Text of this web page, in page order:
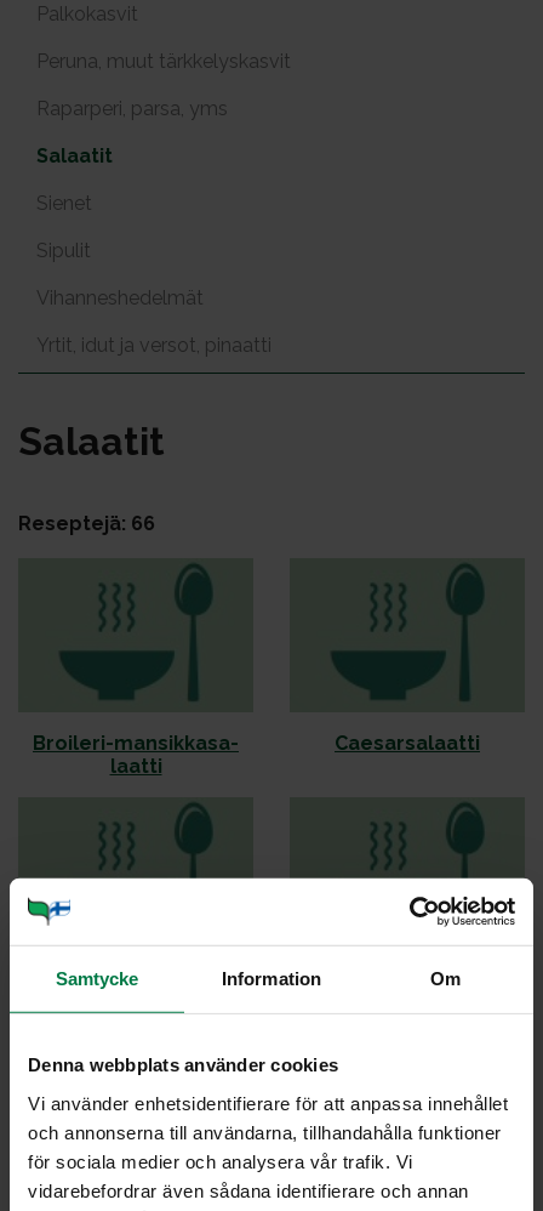
Samtycke Information Om
Denna webbplats använder cookies
Vi använder enhetsidentifierare för att anpassa innehållet
och annonserna till användarna, tillhandahålla funktioner
för sociala medier och analysera vår trafik. Vi
vidarebefordrar även sådana identifierare och annan
Palkokasvit
Peruna, muut tärkkelyskasvit
Raparperi, parsa, yms
Salaatit
Sienet
Sipulit
Vihanneshedelmät
Yrtit, idut ja versot, pinaatti
Sa­laa­tit
Reseptejä: 66
Broi­le­ri-man­sik­ka­sa­
laat­ti
Cae­sar­sa­laat­ti
Etik­ka­pu­na­juu­ria sa­
Hal­lou­mi­juus­to­sa­laat­ti